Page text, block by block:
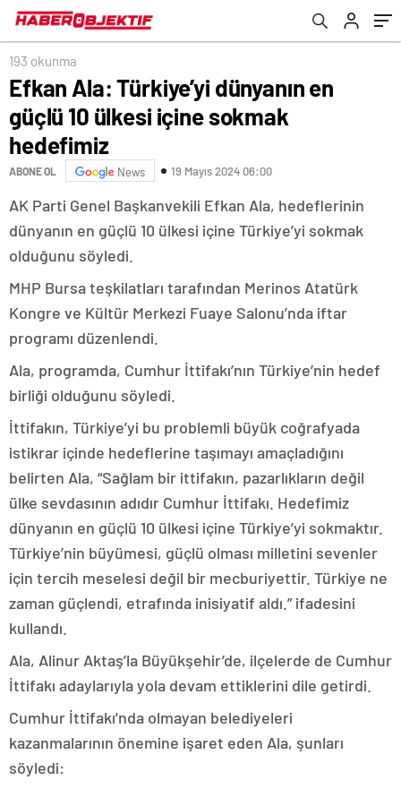
193 okunma
Efkan Ala: Türkiye’yi dünyanın en
güçlü 10 ülkesi içine sokmak
hedefimiz
ABONE OL News 19 Mayıs 2024 06:00
AK Parti Genel Başkanvekili Efkan Ala, hedeflerinin
dünyanın en güçlü 10 ülkesi içine Türkiye’yi sokmak
olduğunu söyledi.
MHP Bursa teşkilatları tarafından Merinos Atatürk
Kongre ve Kültür Merkezi Fuaye Salonu’nda iftar
programı düzenlendi.
Ala, programda, Cumhur İttifakı’nın Türkiye’nin hedef
birliği olduğunu söyledi.
İttifakın, Türkiye’yi bu problemli büyük coğrafyada
istikrar içinde hedeflerine taşımayı amaçladığını
belirten Ala, “Sağlam bir ittifakın, pazarlıkların değil
ülke sevdasının adıdır Cumhur İttifakı. Hedefimiz
dünyanın en güçlü 10 ülkesi içine Türkiye’yi sokmaktır.
Türkiye’nin büyümesi, güçlü olması milletini sevenler
için tercih meselesi değil bir mecburiyettir. Türkiye ne
zaman güçlendi, etrafında inisiyatif aldı.” ifadesini
kullandı.
Ala, Alinur Aktaş’la Büyükşehir’de, ilçelerde de Cumhur
İttifakı adaylarıyla yola devam ettiklerini dile getirdi.
Cumhur İttifakı’nda olmayan belediyeleri
kazanmalarının önemine işaret eden Ala, şunları
söyledi: